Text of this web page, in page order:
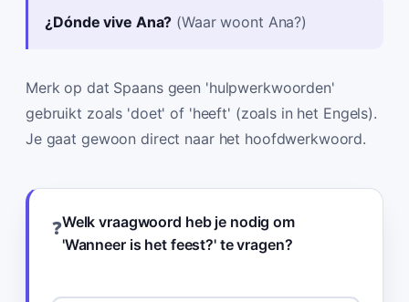
¿Dónde vive Ana? (Waar woont Ana?)
Merk op dat Spaans geen 'hulpwerkwoorden'
gebruikt zoals 'doet' of 'heeft' (zoals in het Engels).
Je gaat gewoon direct naar het hoofdwerkwoord.
❓Welk vraagwoord heb je nodig om
'Wanneer is het feest?' te vragen?